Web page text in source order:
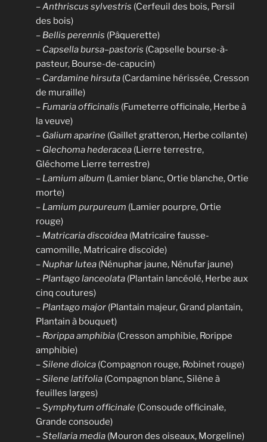
–Anthriscus sylvestris (Cerfeuil des bois, Persil
des bois)
– Bellis perennis (Pâquerette)
– Capsella bursa–pastoris (Capselle bourse-à-
pasteur, Bourse-de-capucin)
– Cardaminehirsuta (Cardamine hérissée, Cresson
de muraille)
– Fumaria officinalis (Fumeterre officinale, Herbe à
la veuve)
– Galium aparine (Gaillet gratteron, Herbe collante)
– Glechoma hederacea (Lierre terrestre,
Gléchome Lierre terrestre)
– Lamium album (Lamier blanc, Ortie blanche, Ortie
morte)
– Lamium purpureum (Lamier pourpre, Ortie
rouge)
– Matricaria discoidea (Matricaire fausse-
camomille, Matricaire discoïde)
– Nuphar lutea (Nénuphar jaune, Nénufar jaune)
– Plantago lanceolata (Plantain lancéolé, Herbe aux
cinq coutures)
– Plantago major (Plantain majeur, Grand plantain,
Plantain à bouquet)
– Rorippa amphibia (Cresson amphibie, Rorippe
amphibie)
–Silene dioica (Compagnon rouge, Robinet rouge)
–Silene latifolia (Compagnon blanc, Silène à
feuilles larges)
–Symphytum officinale (Consoude officinale,
Grande consoude)
–Stellaria media (Mouron des oiseaux, Morgeline)